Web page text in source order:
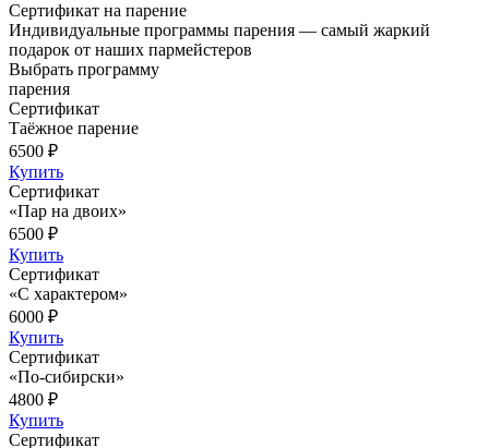
Сертификат на парение
Индивидуальные программы парения — самый жаркий
подарок от наших пармейстеров
Выбрать программу
парения
Сертификат
Таёжное парение
6500 ₽
Купить
Сертификат
«Пар на двоих»
6500 ₽
Купить
Сертификат
«C характером»
6000 ₽
Купить
Сертификат
«По-сибирски»
4800 ₽
Купить
Сертификат